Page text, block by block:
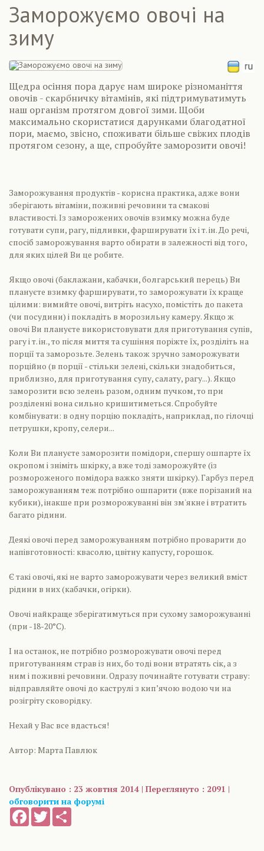
Заморожуємо овочі на
зиму
Щедра осіння пора дарує нам широке різноманіття
овочів - скарбничку вітамінів, які підтримуватимуть
наш організм протягом довгої зими. Щоби
максимально скористатися дарунками благодатної
пори, маємо, звісно, споживати більше свіжих плодів
протягом сезону, а ще, спробуйте заморозити овочі!
Заморожування продуктів - корисна практика, адже вони
зберігають вітаміни, поживні речовини та смакові
властивості. Із заморожених овочів взимку можна буде
готувати супи, рагу, підливки, фарширувати їх і т. ін. До речі,
спосіб заморожування варто обирати в залежності від того,
для яких цілей Ви це робите.
Якщо овочі (баклажани, кабачки, болгарський перець) Ви
плануєте взимку фарширувати, то заморожувати їх краще
цілими: вимийте овочі, витріть насухо, помістіть до пакета
(чи посудини) і покладіть в морозильну камеру. Якщо ж
овочі Ви плануєте використовувати для приготування супів,
рагу і т. ін., то після миття та сушіння поріжте їх, розділіть на
порції та заморозьте. Зелень також зручно заморожувати
порційно (в порції - стільки зелені, скільки знадобиться,
приблизно, для приготування супу, салату, рагу...). Якщо
заморозити всю зелень разом, одним пучком, то при
розділенні вона сильно кришитиметься. Спробуйте
комбінувати: в одну порцію покладіть, наприклад, по гілочці
петрушки, кропу, селери...
Коли Ви плануєте заморозити помідори, спершу ошпарте їх
окропом і зніміть шкірку, а вже тоді заморожуйте (із
розмороженого помідора важко зняти шкірку). Гарбуз перед
заморожуванням теж потрібно ошпарити (вже порізаний на
кубики), інакше при розморожуванні він зм'якне і втратить
багато рідини.
Деякі овочі перед заморожуванням потрібно проварити до
напівготовності: квасолю, цвітну капусту, горошок.
Є такі овочі, які не варто заморожувати через великий вміст
рідини в них (кабачки, огірки).
Овочі найкраще зберігатимуться при сухому заморожуванні
(при -18-20°С).
І на останок, не потрібно розморожувати овочі перед
приготуванням страв із них, бо тоді вони втратять сік, а з
ним і поживні речовини. Одразу починайте готувати страву:
відправляйте овочі до каструлі з кип’ячою водою чи на
розігріту сковорідку.
Нехай у Вас все вдасться!
Автор: Марта Павлюк
Опублікувано : 23 жовтня 2014 | Переглянуто : 2091 |
обговорити на форумі
FacebookTwitter